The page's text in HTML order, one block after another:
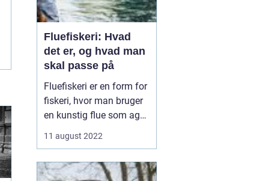
Fluefiskeri: Hvad
det er, og hvad man
skal passe på
Fluefiskeri er en form for
fiskeri, hvor man bruger
en kunstig flue som agn.
andre former for fiskeri
er fastgjort til en krog og
11 august 2022